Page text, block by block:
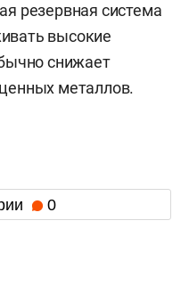
резервная система
высокие
снижает
металлов.
0